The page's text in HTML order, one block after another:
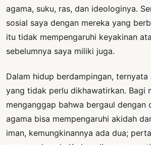
agama, suku, ras, dan ideologinya.
sosial saya dengan mereka yang
itu tidak mempengaruhi keyakinan
sebelumnya saya miliki juga.
Dalam hidup berdampingan, ternyata
yang tidak perlu dikhawatirkan. Bagi
menganggap bahwa bergaul dengan
agama bisa mempengaruhi akidah
iman, kemungkinannya ada dua;